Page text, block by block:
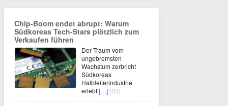
Chip-Boom endet abrupt: Warum
Südkoreas Tech-Stars plötzlich zum
Verkaufen führen
Der Traum vom
ungebremsten
Wachstum zerbricht
Südkoreas
Halbleiterindustrie
erlebt[…] (00)